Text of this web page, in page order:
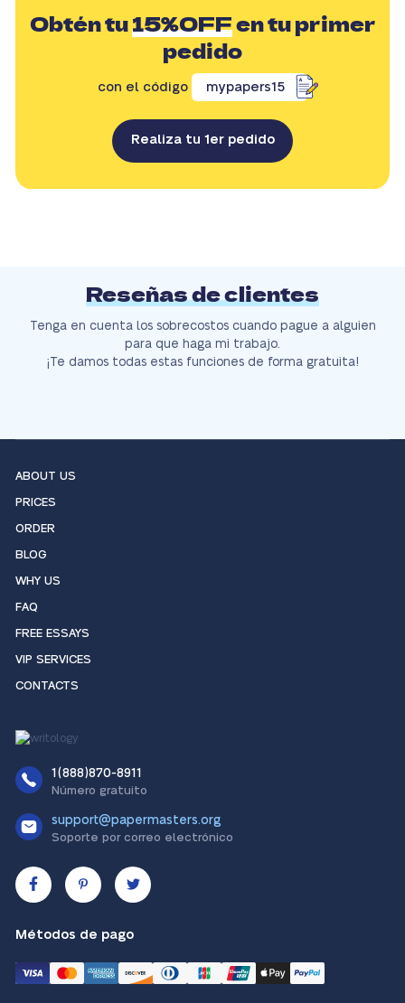
Obtén tu15%OFFen tu primer
pedido
con el código mypapers15
Realiza tu 1er pedido
Reseñas de clientes
Tenga en cuenta los sobrecostos cuando pague a alguien
para que haga mi trabajo.
¡Te damos todas estas funciones de forma gratuita!
ABOUT US
PRICES
ORDER
BLOG
WHY US
FAQ
FREE ESSAYS
VIP SERVICES
CONTACTS
1(888)870-8911
Número gratuito
support@papermasters.org
Soporte por correo electrónico
Métodos de pago